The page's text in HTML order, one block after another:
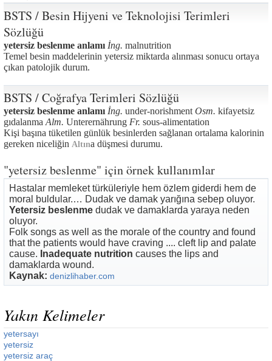
BSTS / Besin Hijyeni ve Teknolojisi Terimleri
Sözlüğü
yetersiz beslenme anlamı İng. malnutrition
Temel besin maddelerinin yetersiz miktarda alınması sonucu ortaya
çıkan patolojik durum.
BSTS / Coğrafya Terimleri Sözlüğü
yetersiz beslenme anlamı İng. under-norishment Osm. kifayetsiz
gıdalanma Alm. Unterernährung Fr. sous-alimentation
Kişi başına tüketilen günlük besinlerden sağlanan ortalama kalorinin
gereken niceliğin Altına düşmesi durumu.
"yetersiz beslenme" için örnek kullanımlar
Hastalar memleket türküleriyle hem özlem giderdi hem de
moral buldular.… Dudak ve damak yarığına sebep oluyor.
Yetersiz beslenme dudak ve damaklarda yaraya neden
oluyor.
Folk songs as well as the morale of the country and found
that the patients would have craving .... cleft lip and palate
cause. Inadequate nutrition causes the lips and
damaklarda wound.
Kaynak: denizlihaber.com
Yakın Kelimeler
yetersayı
yetersiz
yetersiz araç